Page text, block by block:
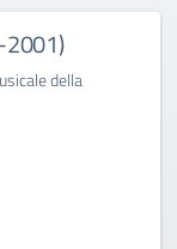
2001)
della